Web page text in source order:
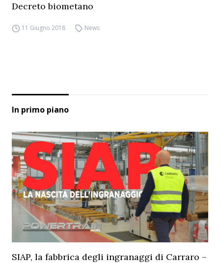
Decreto biometano
11 Giugno 2018 News
In primo piano
SIAP, la fabbrica degli ingranaggi di Carraro –